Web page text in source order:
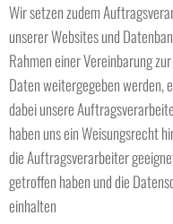
Wir setzen zudem
unserer Websites und
Rahmen einer Vereinbarung
Daten weitergegeben werden,
dabei unsere
haben uns ein Weisungsrecht
die Auftragsverarbeiter
getroffen haben und die
einhalten